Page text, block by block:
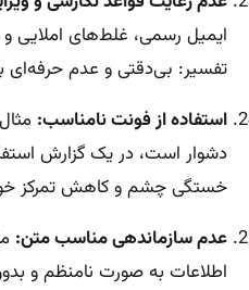
ایمیل رسمی، غلط‌های املایی و
تفسیر: بی‌دقتی و عدم حرفه‌ای
استفاده از فونت نامناسب:
دشوار است، در یک گزارش
خستگی چشم و کاهش تمرکز
عدم سازماندهی مناسب متن:
اطلاعات به صورت نامنظم و